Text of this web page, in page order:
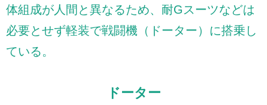
体組成が人間と異なるため、耐Gスーツなどは
必要とせず軽装で戦闘機（ドーター）に搭乗し
ている。
ドーター